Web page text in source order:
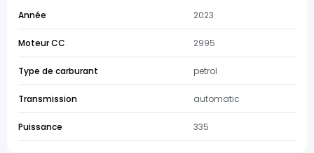
Année 2023
Moteur CC 2995
Type de carburant petrol
Transmission automatic
Puissance 335